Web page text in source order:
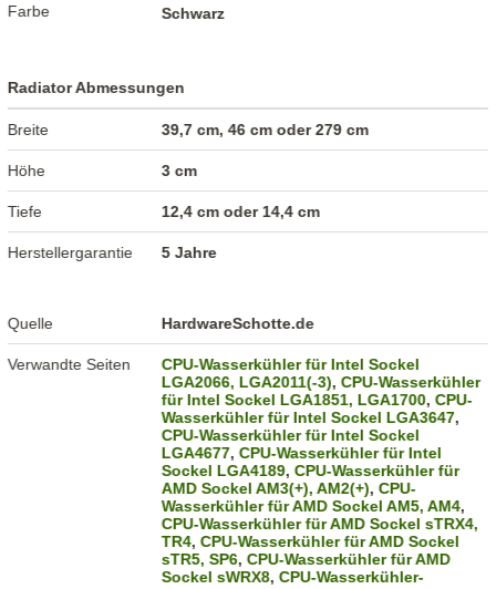
Farbe Schwarz
Radiator Abmessungen
Breite 39,7 cm, 46 cm oder 279 cm
Höhe 3 cm
Tiefe 12,4 cm oder 14,4 cm
Herstellergarantie 5 Jahre
Quelle HardwareSchotte.de
Verwandte Seiten
CPU-Wasserkühler für Intel Sockel
LGA2066, LGA2011(-3),CPU-Wasserkühler
für Intel Sockel LGA1851, LGA1700,CPU-
Wasserkühler für Intel Sockel LGA3647,
CPU-Wasserkühler für Intel Sockel
LGA4677,CPU-Wasserkühler für Intel
Sockel LGA4189,CPU-Wasserkühler für
AMD Sockel AM3(+), AM2(+),CPU-
Wasserkühler für AMD Sockel AM5, AM4,
CPU-Wasserkühler für AMD Sockel sTRX4,
TR4,CPU-Wasserkühler für AMD Sockel
sTR5, SP6,CPU-Wasserkühler für AMD
Sockel sWRX8,CPU-Wasserkühler-